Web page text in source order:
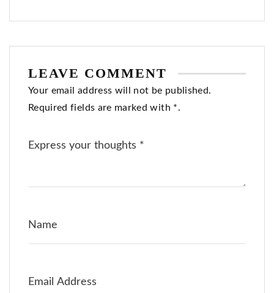
LEAVE COMMENT
Your email address will not be published.
Required fields are marked with *.